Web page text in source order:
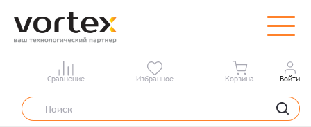
Сравнение Избранное Корзина Войти